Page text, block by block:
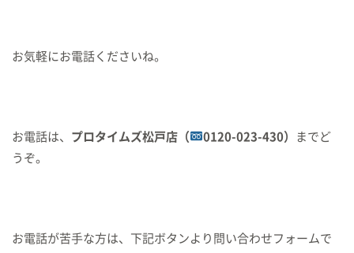
お気軽にお電話くださいね。
お電話は、 プロタイムズ松戸店（ 0120-023-430）
までど
うぞ。
お電話が苦手な方は、下記ボタンより問い合わせフォームで